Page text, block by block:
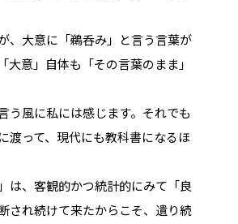
、大意に「鵜呑み」と言う言葉が
大意」自体も「その言葉のまま」
う風に私には感じます。それでも
渡って、現代にも教科書になるほ
は、客観的かつ統計的にみて「良
され続けて来たからこそ、遺り続